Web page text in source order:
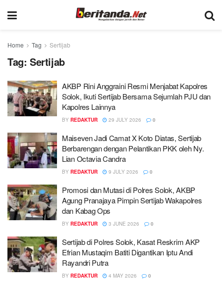
Home Tag Sertijab
Tag: Sertijab
AKBP Rini Anggraini Resmi Menjabat Kapolres
Solok, Ikuti Sertijab Bersama Sejumlah PJU dan
Kapolres Lainnya
BY REDAKTUR 29 JULY 2026 0
Maiseven Jadi Camat X Koto Diatas, Sertijab
Berbarengan dengan Pelantikan PKK oleh Ny.
Lian Octavia Candra
BY REDAKTUR 9 JULY 2026 0
Promosi dan Mutasi di Polres Solok, AKBP
Agung Pranajaya Pimpin Sertijab Wakapolres
dan Kabag Ops
BY REDAKTUR 3 JUNE 2026 0
Sertijab di Polres Solok, Kasat Reskrim AKP
Efrian Mustaqim Batiti Digantikan Iptu Andi
Rayandri Putra
BY REDAKTUR 4 MAY 2026 0